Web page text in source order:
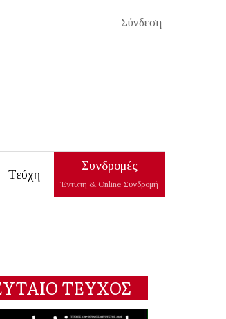
Σύνδεση
Τεύχη
Συνδρομές
Έντυπη & Online Συνδρομή
ΤΕΥΧΟΣ